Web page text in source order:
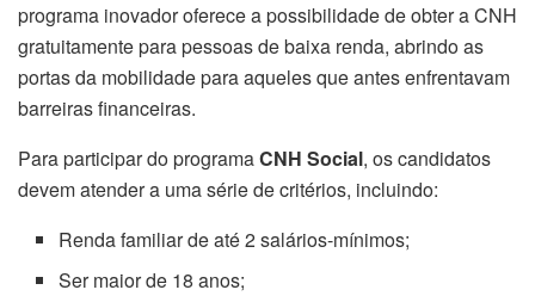
programa inovador oferece a possibilidade de obter a CNH
gratuitamente para pessoas de baixa renda, abrindo as
portas da mobilidade para aqueles que antes enfrentavam
barreiras financeiras.
Para participar do programaCNH Social, os candidatos
devem atender a uma série de critérios, incluindo:
Renda familiar de até 2 salários-mínimos;
Ser maior de 18 anos;